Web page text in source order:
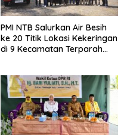
PMI NTB Salurkan Air Besih
ke 20 Titik Lokasi Kekeringan
di 9 Kecamatan Terparah